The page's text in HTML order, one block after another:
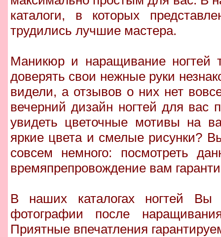
каталоги, в которых
трудились лучшие мастера.
Маникюр и наращивание ногтей
доверять свои нежные руки
видели, а отзывов о них нет
вечерний дизайн ногтей для вас
увидеть цветочные мотивы на
яркие цвета и смелые рисунки?
совсем немного: посмотреть
времяпрепровождение вам
В наших каталогах ногтей Вы
фотографии после
Приятные впечатления